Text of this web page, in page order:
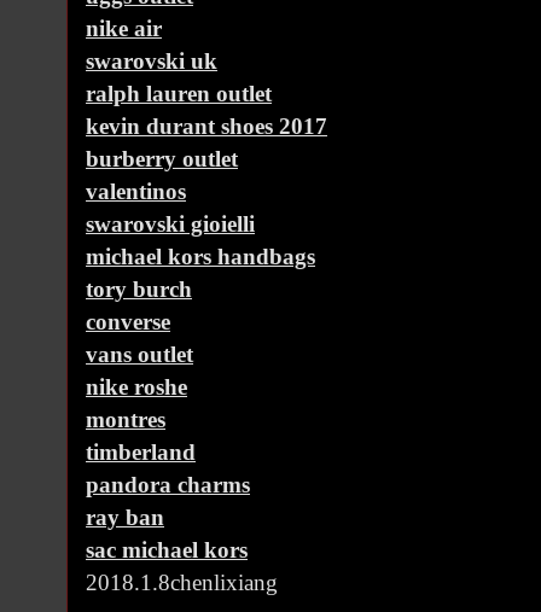
nike air
swarovski uk
ralph lauren outlet
kevin durant shoes 2017
burberry outlet
valentinos
swarovski gioielli
michael kors handbags
tory burch
converse
vans outlet
nike roshe
montres
timberland
pandora charms
ray ban
sac michael kors
2018.1.8chenlixiang